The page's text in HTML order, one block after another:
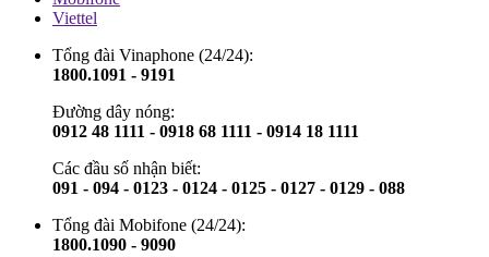
Viettel
Tổng đài Vinaphone (24/24):
1800.1091 - 9191
Đường dây nóng:
0912 48 1111 - 0918 68 1111 - 0914 18 1111
Các đầu số nhận biết:
091 - 094 - 0123 - 0124 - 0125 - 0127 - 0129 - 088
Tổng đài Mobifone (24/24):
1800.1090 - 9090